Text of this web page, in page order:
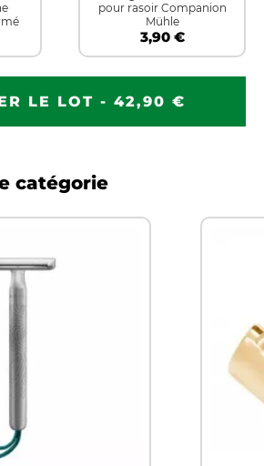
pour rasoir Companion
Mühle
3,90 €
LE LOT - 42,90 €
catégorie